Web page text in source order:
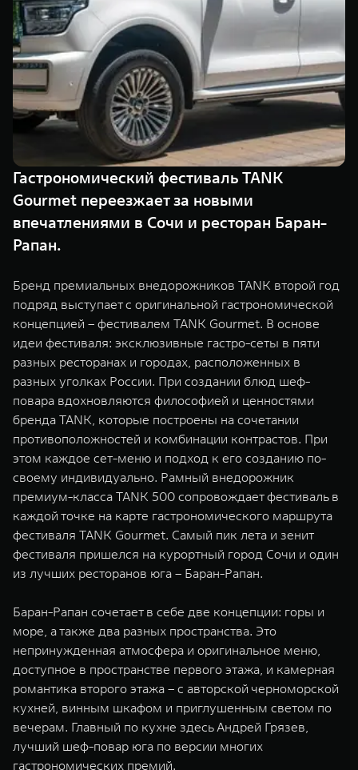
TANK 500
Веди за собой
от 6 499 000 ₽
TANK 700
WEY 07
Расширяя границы комфорта
от 6 149 000 ₽
WEY 05
Эстетика
от 5 699
WEY 80
от 6 449 000 ₽ от 8 099
TANK Финансы
Корпоративным клиентам
TANK ФИНАНСЫ
TANK Кредит
TANK Страхование
Сервис
Специальные предложения
Моторные масла
ЦИФРОВЫЕ СЕРВИСЫ TANK
Цифровые сервисы TANK
Подписки
Гастрономический фестиваль TANK
Gourmet переезжает за новыми
впечатлениями в Сочи и ресторан Баран-
Рапан.
Бренд премиальных внедорожников TANK второй год
подряд выступает с оригинальной гастрономической
концепцией – фестивалем TANK Gourmet. В основе
идеи фестиваля: эксклюзивные гастро-сеты в пяти
разных ресторанах и городах, расположенных в
разных уголках России. При создании блюд шеф-
повара вдохновляются философией и ценностями
бренда TANK, которые построены на сочетании
противоположностей и комбинации контрастов. При
этом каждое сет-меню и подход к его созданию по-
своему индивидуально. Рамный внедорожник
премиум-класса TANK 500 сопровождает фестиваль в
каждой точке на карте гастрономического маршрута
фестиваля TANK Gourmet. Самый пик лета и зенит
фестиваля пришелся на курортный город Сочи и один
из лучших ресторанов юга – Баран-Рапан.
Баран-Рапан сочетает в себе две концепции: горы и
море, а также два разных пространства. Это
непринужденная атмосфера и оригинальное меню,
доступное в пространстве первого этажа, и камерная
романтика второго этажа – с авторской черноморской
кухней, винным шкафом и приглушенным светом по
вечерам. Главный по кухне здесь Андрей Грязев,
лучший шеф-повар юга по версии многих
гастрономических премий.